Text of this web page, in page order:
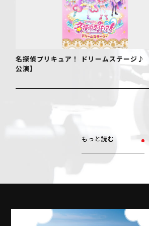
名探偵プリキュア！ ドリームステージ
公演】
もっと読む